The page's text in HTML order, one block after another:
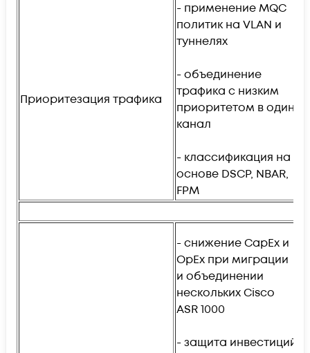
Приоритезация трафика
- применение MQC
политик на VLAN и
туннелях
- объединение
трафика с низким
приоритетом в один
канал
- классификация на
основе DSCP, NBAR,
FPM
- снижение CapEx и
OpEx при миграции
и объединении
нескольких Cisco
ASR 1000
- защита инвестиций